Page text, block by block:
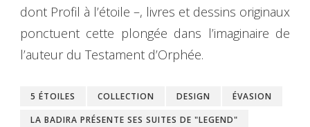
dont Profil à l’étoile –, livres et dessins originaux
ponctuent cette plongée dans l’imaginaire de
l’auteur du Testament d’Orphée.
5 ÉTOILES COLLECTION DESIGN
ÉVASION
LA BADIRA PRÉSENTE SES SUITES DE "LEGEND"